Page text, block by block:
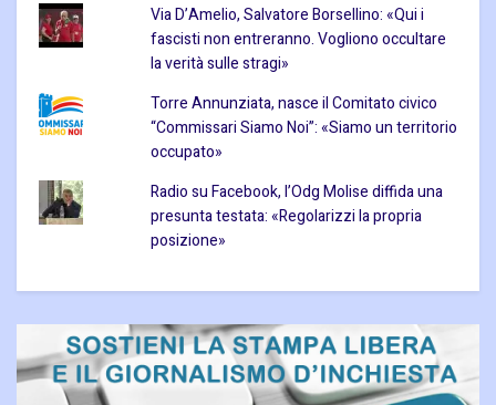
Via D’Amelio, Salvatore Borsellino: «Qui i
fascisti non entreranno. Vogliono occultare
la verità sulle stragi»
Torre Annunziata, nasce il Comitato civico
“Commissari Siamo Noi”: «Siamo un territorio
occupato»
Radio su Facebook, l’Odg Molise diffida una
presunta testata: «Regolarizzi la propria
posizione»